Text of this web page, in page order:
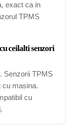
exact ca in
TPMS
ceilalti senzori
Senzorii TPMS
cu masina.
cu